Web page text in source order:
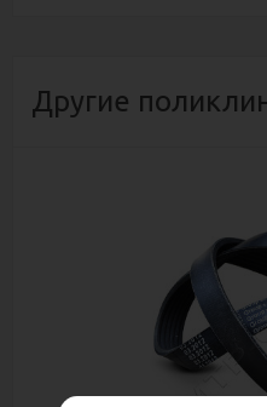
Другие